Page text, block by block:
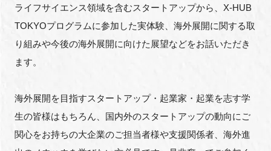
ライフサイエンス領域を含むスタートアップから、 X-HUB
TOKYOプログラムに参加した実体験、海外展開に関する取
り組みや今後の海外展開に向けた展望などをお話いただき
ます。
海外展開を目指すスタートアップ・起業家・起業を志す学
生の皆様はもちろん、国内外のスタートアップの動向にご
関心をお持ちの大企業のご担当者様や支援関係者、海外進